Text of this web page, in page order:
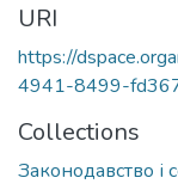
URI
https://
4941-8499-
Collections
Законодавство і